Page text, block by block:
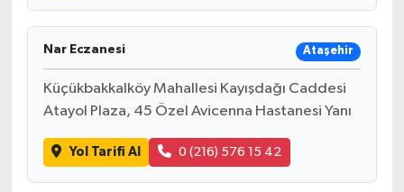
Nar Eczanesi Ataşehir
Küçükbakkalköy Mahallesi Kayışdağı Caddesi
Atayol Plaza, 45 Özel Avicenna Hastanesi Yanı
Yol Tarifi Al 0 (216) 576 15 42